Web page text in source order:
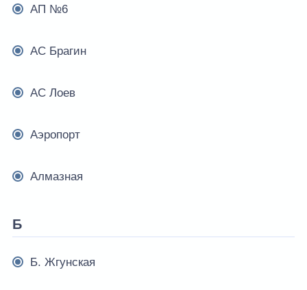
АП №6
АС Брагин
АС Лоев
Аэропорт
Алмазная
Б
Б. Жгунская